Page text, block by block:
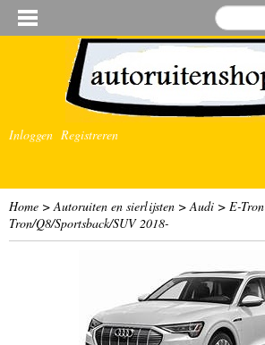
Inloggen Registreren
Home >Autoruiten en sierlijsten >Audi > E-Tron
Tron/Q8/Sportsback/SUV 2018-